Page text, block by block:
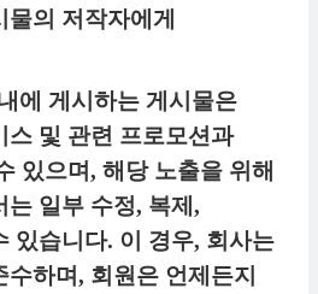
의 저작자에게
에 게시하는 게시물은
스 및 관련 프로모션과
있으며, 해당 노출을 위해
는 일부 수정, 복제,
있습니다. 이 경우, 회사는
하며, 회원은 언제든지